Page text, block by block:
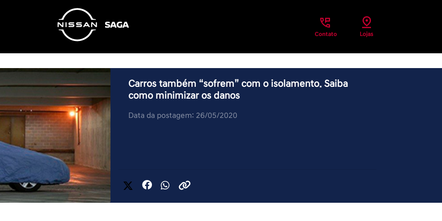
Contato Lojas
Carros também “sofrem” com o isolamento. Saiba
como minimizar os danos
Data da postagem: 26/05/2020